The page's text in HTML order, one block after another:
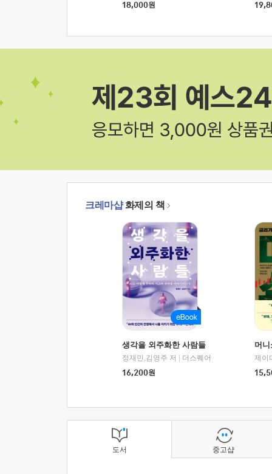
18,000원
크레마샵화제의 책
생각을 외주화한 사람들
정재민,김영주 저
더스퀘어
16,200원
머
도서 중고샵